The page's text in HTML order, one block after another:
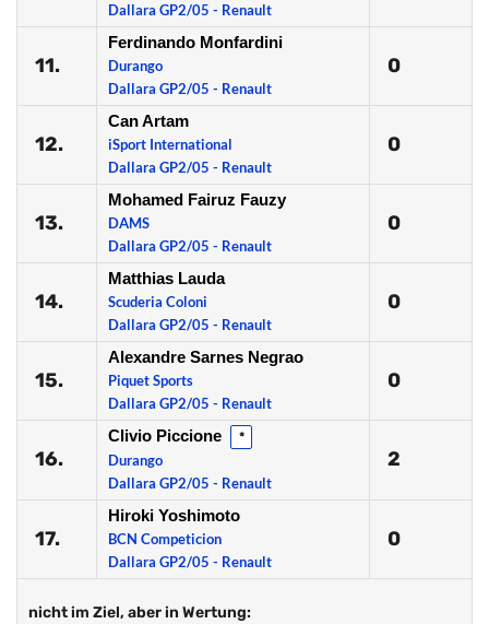
Dallara GP2/05 - Renault
11.
Ferdinando Monfardini
Durango
Dallara GP2/05 - Renault
0
12.
Can Artam
iSport International
Dallara GP2/05 - Renault
0
13.
Mohamed Fairuz Fauzy
DAMS
Dallara GP2/05 - Renault
0
14.
Matthias Lauda
Scuderia Coloni
Dallara GP2/05 - Renault
0
15.
Alexandre Sarnes Negrao
Piquet Sports
Dallara GP2/05 - Renault
0
16.
Clivio Piccione *
Durango
Dallara GP2/05 - Renault
2
17.
Hiroki Yoshimoto
BCN Competicion
Dallara GP2/05 - Renault
0
nicht im Ziel, aber in Wertung: